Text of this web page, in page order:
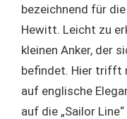
bezeichnend für
Hewitt. Leicht zu
kleinen Anker, der
befindet. Hier trifft
auf englische
auf die „Sailor